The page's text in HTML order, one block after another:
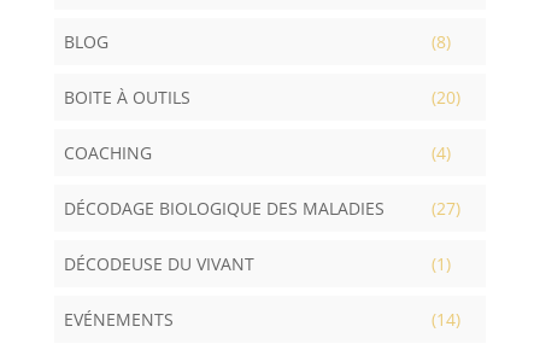
BLOG (8)
BOITE À OUTILS (20)
COACHING (4)
DÉCODAGE BIOLOGIQUE DES MALADIES (27)
DÉCODEUSE DU VIVANT (1)
EVÉNEMENTS (14)